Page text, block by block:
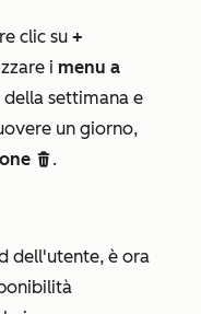
clic su +
i menu a
settimana e
un giorno,
delete.
dell'utente, è ora